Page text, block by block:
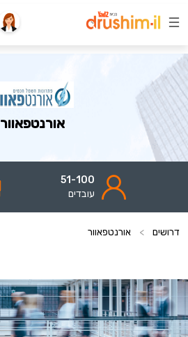
אורנטפאוור
51-100
עובדים
דרושים > אורנטפאוור